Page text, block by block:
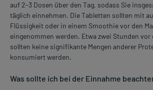
auf 2-3 Dosen über den Tag, sodass Sie
täglich einnehmen. Die Tabletten sollten mit
Flüssigkeit oder in einem Smoothie vor den
eingenommen werden. Etwa zwei Stunden vor
sollten keine signifikante Mengen anderer
konsumiert werden.
Was sollte ich bei der Einnahme